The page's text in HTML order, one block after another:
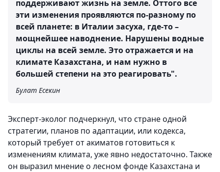
поддерживают жизнь на земле. Оттого все
эти изменения проявляются по-разному по
всей планете: в Италии засуха, где-то –
мощнейшее наводнение. Нарушены водные
циклы на всей земле. Это отражается и на
климате Казахстана, и нам нужно в
большей степени на это реагировать".
Булат Есекин
Эксперт-эколог подчеркнул, что стране одной
стратегии, планов по адаптации, или кодекса,
который требует от акиматов готовиться к
изменениям климата, уже явно недостаточно. Также
он выразил мнение о лесном фонде Казахстана и